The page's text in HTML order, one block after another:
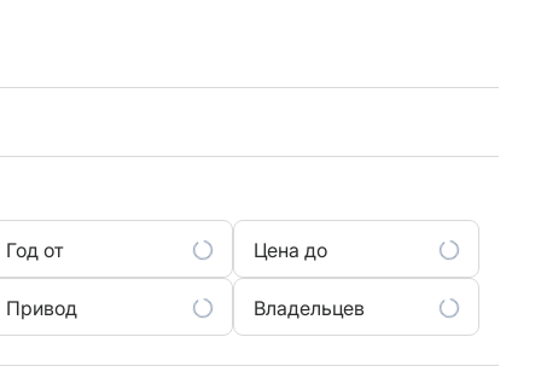
Год от Цена до
Привод Владельцев